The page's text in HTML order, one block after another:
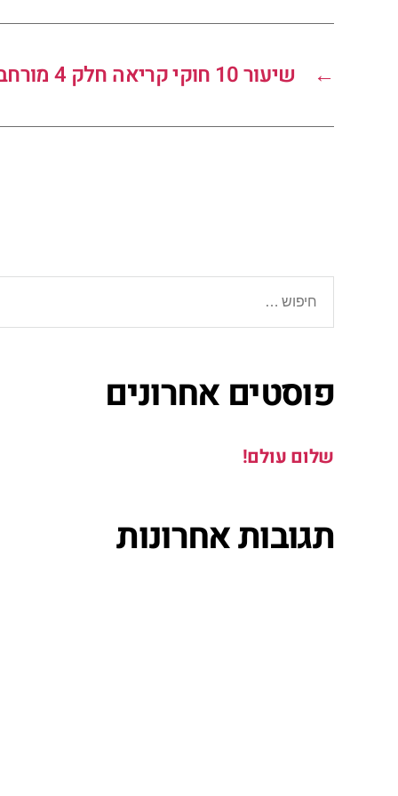
← שיעור 10 חוקי קריאה חלק 4 מורחב
פוסטים אחרונים
שלום עולם!
תגובות אחרונות